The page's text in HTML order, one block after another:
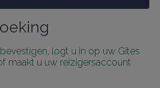
logt u in op uw Gîtes
maakt u uw reizigersaccount